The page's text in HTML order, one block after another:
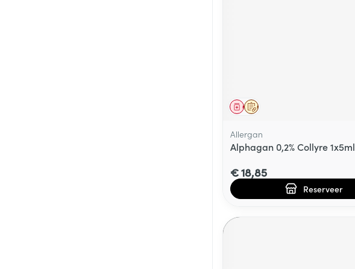
Op voorschrift
Geneesmiddel
Allergan
Alphagan 0,2% Collyre 1x5ml
€ 18,85
Reserveer